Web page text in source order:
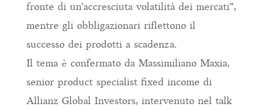
fronte di un’accresciuta volatilità dei mercati”,
mentre gli obbligazionari riflettono il
successo dei prodotti a scadenza.
Il tema è confermato da Massimiliano Maxia,
senior product specialist fixed income di
Allianz Global Investors, intervenuto nel talk